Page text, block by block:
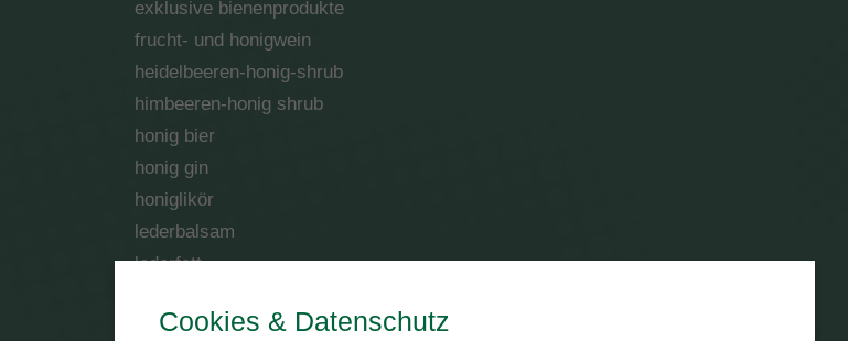
exklusive bienenprodukte
frucht- und honigwein
heidelbeeren-honig-shrub
himbeeren-honig shrub
honig bier
honig gin
honiglikör
lederbalsam
lederfett
oxymel
Cookies & Datenschutz